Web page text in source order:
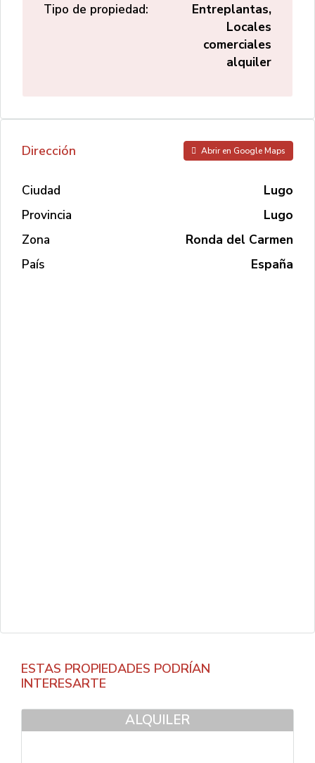
Tipo de propiedad:
Entreplantas,
Locales
comerciales
alquiler
Dirección Abrir en Google Maps
Ciudad
Lugo
Provincia
Lugo
Zona
Ronda del Carmen
País
España
ESTAS PROPIEDADES PODRÍAN
INTERESARTE
ALQUILER